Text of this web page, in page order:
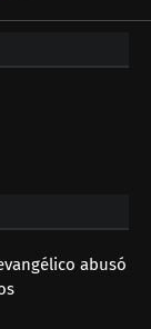
abusó